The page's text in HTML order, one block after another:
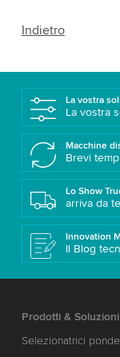
Indietro
La vostra
La vostra
Macchine
Brevi
Lo Show
arriva da
Innovation
Il Blog
Prodotti & Soluzioni
Selezionatrici